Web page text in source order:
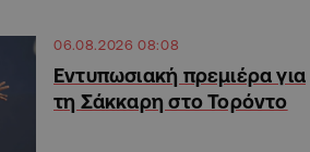
06.08.2026 08:08
Εντυπωσιακή πρεμιέρα για
τη Σάκκαρη στο Τορόντο